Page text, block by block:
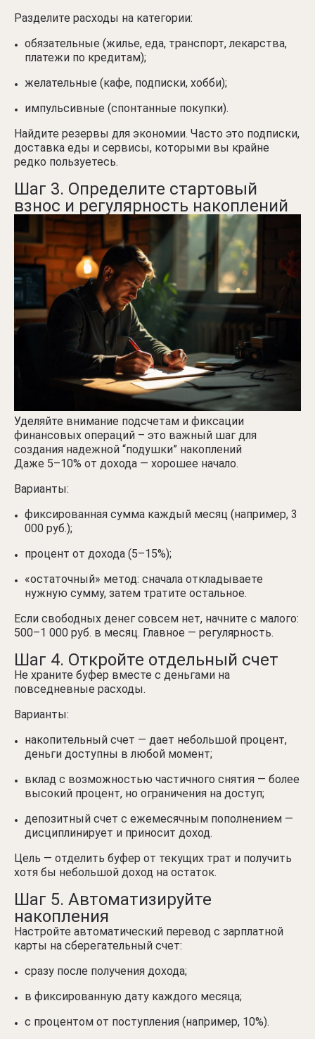
Разделите расходы на категории:
обязательные (жилье, еда, транспорт, лекарства,
платежи по кредитам);
желательные (кафе, подписки, хобби);
импульсивные (спонтанные покупки).
Найдите резервы для экономии. Часто это подписки,
доставка еды и сервисы, которыми вы крайне
редко пользуетесь.
Шаг 3. Определите стартовый
взнос и регулярность накоплений
Уделяйте внимание подсчетам и фиксации
финансовых операций – это важный шаг для
создания надежной “подушки” накоплений
Даже 5–10% от дохода — хорошее начало.
Варианты:
фиксированная сумма каждый месяц (например, 3
000 руб.);
процент от дохода (5–15%);
«остаточный» метод: сначала откладываете
нужную сумму, затем тратите остальное.
Если свободных денег совсем нет, начните с малого:
500–1 000 руб. в месяц. Главное — регулярность.
Шаг 4. Откройте отдельный счет
Не храните буфер вместе с деньгами на
повседневные расходы.
Варианты:
накопительный счет — дает небольшой процент,
деньги доступны в любой момент;
вклад с возможностью частичного снятия — более
высокий процент, но ограничения на доступ;
депозитный счет с ежемесячным пополнением —
дисциплинирует и приносит доход.
Цель — отделить буфер от текущих трат и получить
хотя бы небольшой доход на остаток.
Шаг 5. Автоматизируйте
накопления
Настройте автоматический перевод с зарплатной
карты на сберегательный счет:
сразу после получения дохода;
в фиксированную дату каждого месяца;
с процентом от поступления (например, 10%).